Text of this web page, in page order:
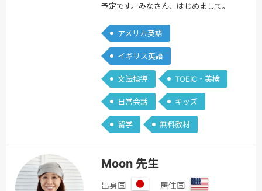
予定です。みなさん、はじめまして。
ンプルに「楽しく英語を学ぼう！」をモ
ットーに進めていこうと思っています。
～レッスン内容～おもに、文法と日常会
話を中心に教えています。・小学校英
語・中学英語・高校英語・英文法基礎・
英検対策・TOEIC対策・日常会話・トラ
ベル英会話・その他発音練習等、リクエ
アメリカ英語
イギリス英語
文法指導 TOEIC・英検
日常会話 キッズ
留学 無料教材
Moon 先生
出身国 居住国